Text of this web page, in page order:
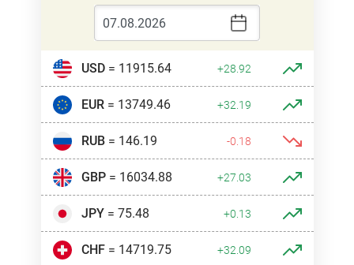
USD= 11915.64 +28.92
EUR= 13749.46 +32.19
RUB= 146.19 -0.18
GBP= 16034.88 +27.03
JPY= 75.48 +0.13
CHF= 14719.75 +32.09